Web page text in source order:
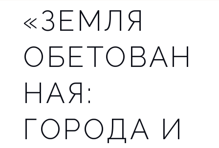
«ЗЕМЛЯ
ОБЕТОВАН
НАЯ:
ГОРОДА И